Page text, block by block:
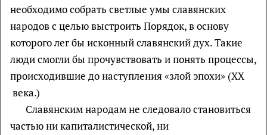
необходимо собрать светлые умы славянских
народов с целью выстроить Порядок, в основу
которого лег бы исконный славянский дух. Такие
люди смогли бы прочувствовать и понять процессы,
происходившие до наступления «злой эпохи» (XX
века.)
Славянским народам не следовало становиться
частью ни капиталистической, ни